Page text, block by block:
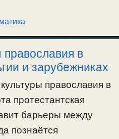
в
и зарубежниках
православия в
протестантская
барьеры между
познаётся